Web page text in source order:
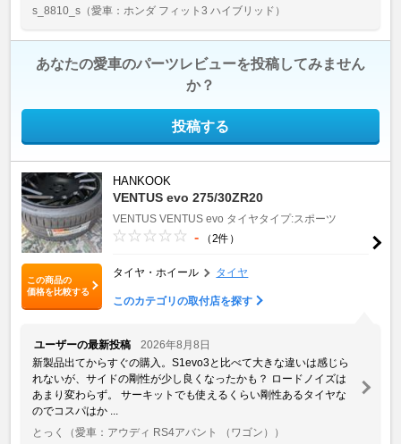
s_8810_s （愛車：ホンダ フィット3 ハイブリッド）
あなたの愛車のパーツレビューを投稿してみません
か？
投稿する
この商品の
価格を比較する
HANKOOK
VENTUS evo 275/30ZR20
VENTUS VENTUS evo タイヤタイプ:スポーツ
- （2件）
タイヤ・ホイール タイヤ
このカテゴリの取付店を探す
ユーザーの最新投稿
2026年8月8日
新製品出てからすぐの購入。S1evo3と比べて大きな違いは感じら
れないが、サイドの剛性が少し良くなったかも？ ロードノイズは
あまり変わらず。 サーキットでも使えるくらい剛性あるタイヤな
のでコスパはか ...
とっく
（愛車：アウディ RS4アバント （ワゴン））